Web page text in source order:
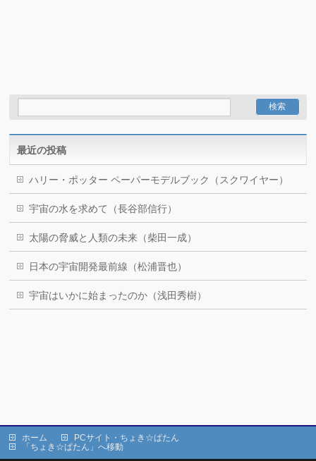
最近の投稿
ハリー・ポッター ペーパーモデルブック（スクワイヤー）
宇宙の水を求めて（長谷部信行）
太陽の脅威と人類の未来（柴田一成）
日本の宇宙開発最前線（松浦晋也）
宇宙はいかに始まったのか（浅田秀樹）
ホーム
PCサイト・ちょき☆ぱたん
「ちょき☆ぱたん」へ移動